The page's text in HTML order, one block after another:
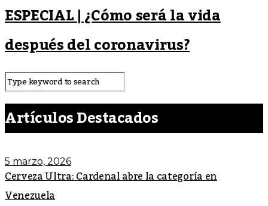
ESPECIAL | ¿Cómo será la vida
después del coronavirus?
Artículos Destacados
5 marzo, 2026
Cerveza Ultra: Cardenal abre la categoría en
Venezuela